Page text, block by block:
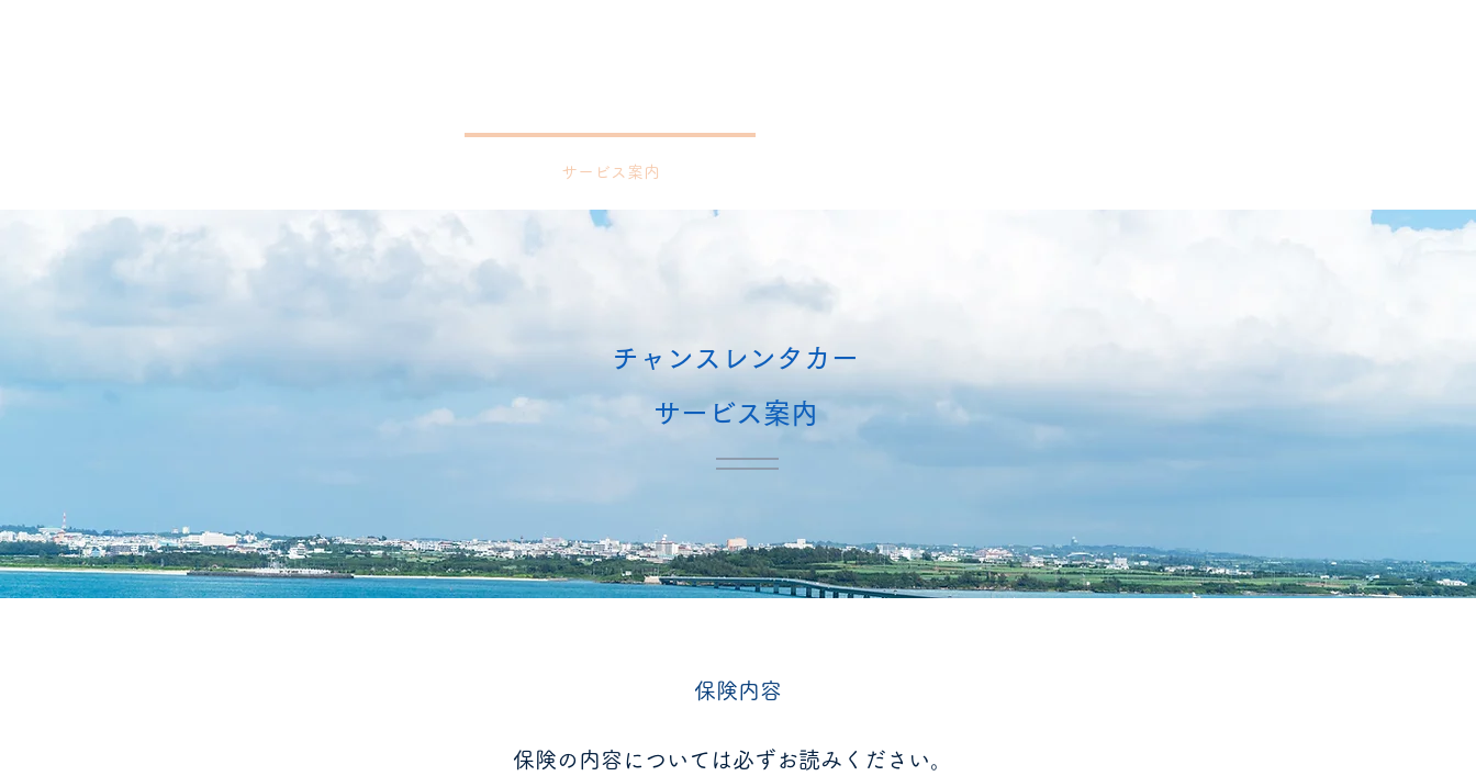
サービス案内
チャンスレンタカー
​サービス案内
​保険内容
保険の内容については必ずお読みください。